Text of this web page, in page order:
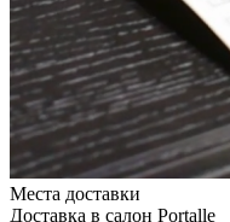
Места доставки
Доставка в салон Portalle